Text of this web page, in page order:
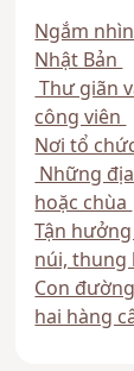
Ngắm
Nhật Bản
Thư giãn
công viên
Nơi tổ
Những
hoặc chùa
Tận
núi, thung
Con
hai hàng